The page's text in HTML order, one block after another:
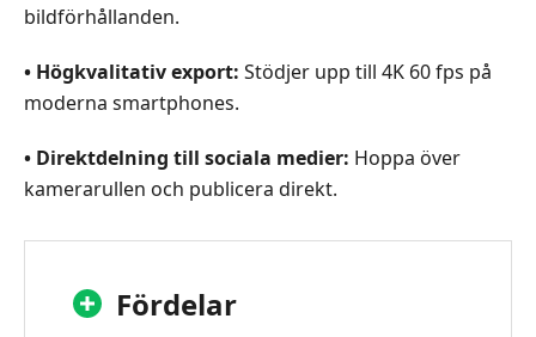
bildförhållanden.
• Högkvalitativ export: Stödjer upp till 4K 60 fps på
moderna smartphones.
• Direktdelning till sociala medier: Hoppa över
kamerarullen och publicera direkt.
Fördelar